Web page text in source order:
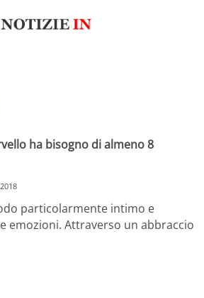
ha bisogno di almeno 8
particolarmente intimo e
emozioni. Attraverso un abbraccio